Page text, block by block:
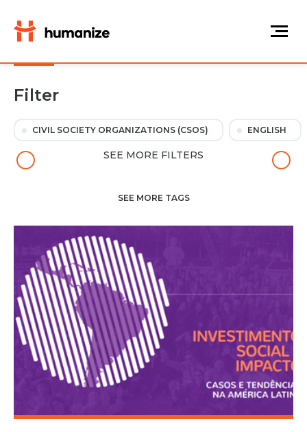
Filter
CIVIL SOCIETY ORGANIZATIONS (CSOS) ENGLISH
SEE MORE FILTERS
SEE MORE TAGS